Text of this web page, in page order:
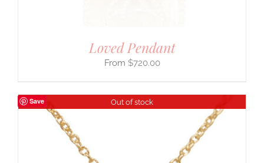
Loved Pendant
$720.00
Save Out of stock